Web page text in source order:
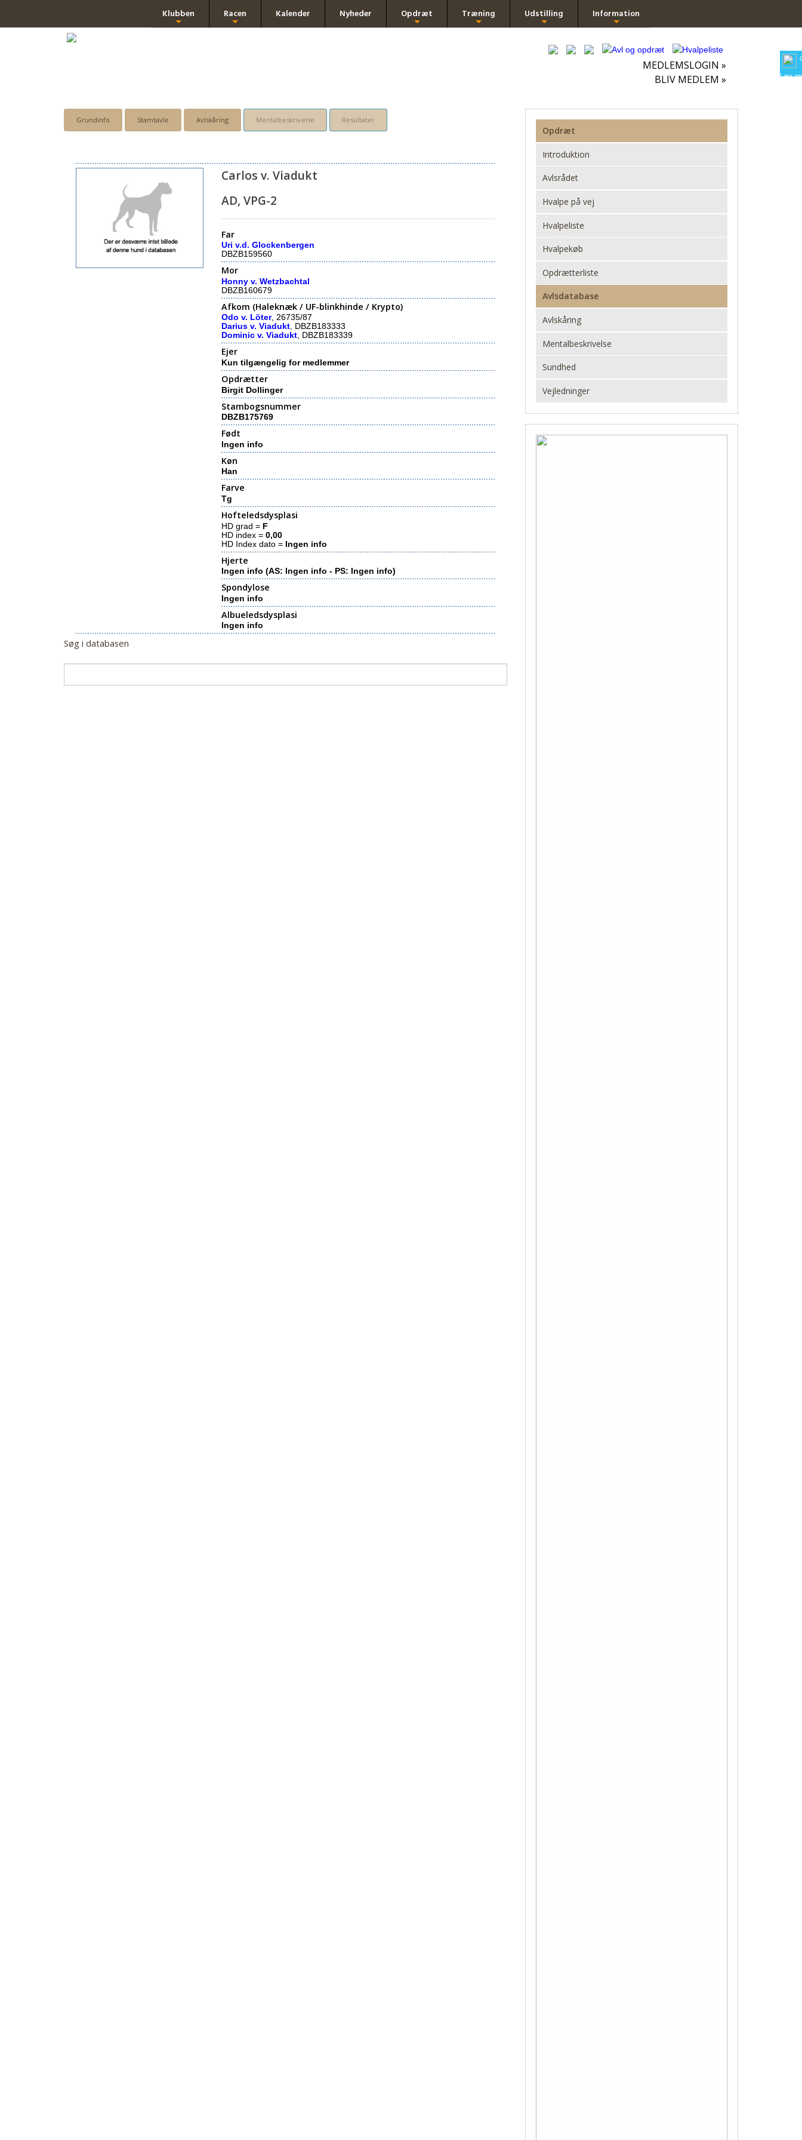
Læs
Klubben Racen Kalender Nyheder Opdræt Træning Udstilling Information
MEDLEMSLOGIN »
BLIV MEDLEM »
Grundinfo Stamtavle Avlskåring Mentalbeskrivelse Resultater
Carlos v. Viadukt
AD, VPG-2
Far
Uri v.d. Glockenbergen
DBZB159560
Mor
Honny v. Wetzbachtal
DBZB160679
Afkom (Haleknæk / UF-blinkhinde / Krypto)
Odo v. Löter, 26735/87
Darius v. Viadukt, DBZB183333
Dominic v. Viadukt, DBZB183339
Ejer
Kun tilgængelig for medlemmer
Opdrætter
Birgit Dollinger
Stambogsnummer
DBZB175769
Født
Ingen info
Køn
Han
Farve
Tg
Hofteledsdysplasi
HD grad = F
HD index =0,00
HD Index dato = Ingen info
Hjerte
Ingen info (AS: Ingen info - PS: Ingen info)
Spondylose
Ingen info
Albueledsdysplasi
Ingen info
Søg i databasen
Opdræt
Introduktion
Avlsrådet
Hvalpe på vej
Hvalpeliste
Hvalpekøb
Opdrætterliste
Avlsdatabase
Avlskåring
Mentalbeskrivelse
Sundhed
Vejledninger